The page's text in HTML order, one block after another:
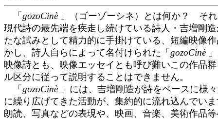
「gozoCinè 」（ゴーゾーシネ）とは何か？ そ
現代詩の最先端を疾走し続けている詩人・吉増剛
たな試みとして精力的に手掛けている、短編映像
かし、詩人自らによって名付けられた「gozoCinè
映像詩とも、映像エッセイとも呼び難いこの作品
ル区分に従って説明することはできません。
「gozoCinè 」には、吉増剛造が詩をベースに様
に繰り広げてきた活動が、集約的に流れ込んでい
朗読、写真などの表現や、映画、音楽、美術作品